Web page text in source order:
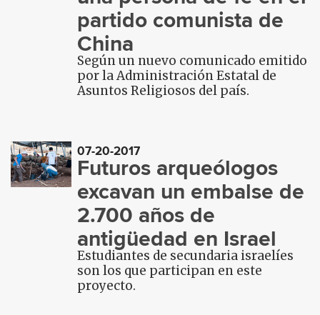
partido comunista de
China
Según un nuevo comunicado emitido
por la Administración Estatal de
Asuntos Religiosos del país.
07-20-2017
Futuros arqueólogos
excavan un embalse de
2.700 años de
antigüedad en Israel
Estudiantes de secundaria israelíes
son los que participan en este
proyecto.